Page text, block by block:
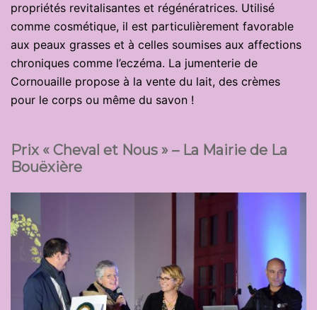
propriétés revitalisantes et régénératrices. Utilisé
comme cosmétique, il est particulièrement favorable
aux peaux grasses et à celles soumises aux affections
chroniques comme l’eczéma. La jumenterie de
Cornouaille propose à la vente du lait, des crèmes
pour le corps ou même du savon !
Prix « Cheval et Nous » – La Mairie de La
Bouëxière